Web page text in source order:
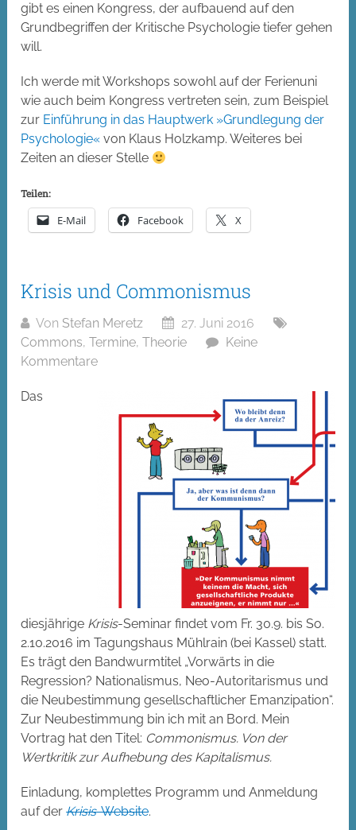
gibt es einen Kongress, der aufbauend auf den
Grundbegriffen der Kritische Psychologie tiefer gehen
will.
Ich werde mit Workshops sowohl auf der Ferienuni
wie auch beim Kongress vertreten sein, zum Beispiel
zur Einführung in das Hauptwerk »Grundlegung der
Psychologie« von Klaus Holzkamp. Weiteres bei
Zeiten an dieser Stelle
Teilen:
E-Mail Facebook X
Krisis und Commonismus
Von Stefan Meretz
27. Juni 2016
Commons,Termine,Theorie
Keine
Kommentare
Das
diesjährige Krisis-Seminar findet vom Fr. 30.9. bis So.
2.10.2016 im Tagungshaus Mühlrain (bei Kassel) statt.
Es trägt den Bandwurmtitel „Vorwärts in die
Regression? Nationalismus, Neo-Autoritarismus und
die Neubestimmung gesellschaftlicher Emanzipation“.
Zur Neubestimmung bin ich mit an Bord. Mein
Vortrag hat den Titel: Commonismus. Von der
Wertkritik zur Aufhebung des Kapitalismus.
Einladung, komplettes Programm und Anmeldung
auf derKrisis-Website.